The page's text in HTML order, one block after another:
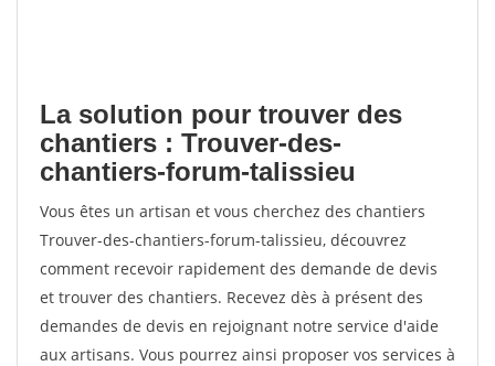
La solution pour trouver des
chantiers : Trouver-des-
chantiers-forum-talissieu
Vous êtes un artisan et vous cherchez des chantiers
Trouver-des-chantiers-forum-talissieu, découvrez
comment recevoir rapidement des demande de devis
et trouver des chantiers. Recevez dès à présent des
demandes de devis en rejoignant notre service d'aide
aux artisans. Vous pourrez ainsi proposer vos services à